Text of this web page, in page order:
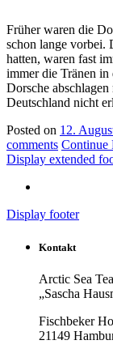
Früher waren die
schon lange vorbei.
hatten, waren fast
immer die Tränen in
Dorsche abschlagen
Deutschland nicht
Posted on 12.
comments Continue
Display extended
Display footer
Kontakt
Arctic Sea
„Sascha
Fischbeker
21149